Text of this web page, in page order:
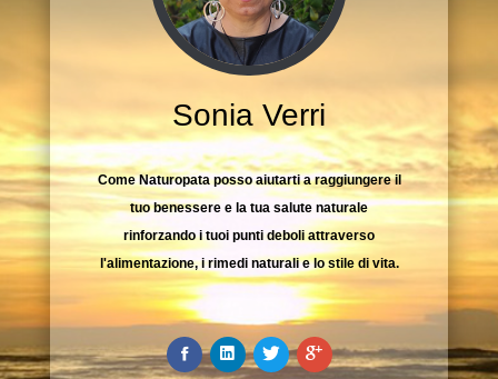
Sonia Verri
Come Naturopata posso aiutarti a raggiungere il
tuo benessere e la tua salute naturale
rinforzando i tuoi punti deboli attraverso
l'alimentazione, i rimedi naturali e lo stile di vita.